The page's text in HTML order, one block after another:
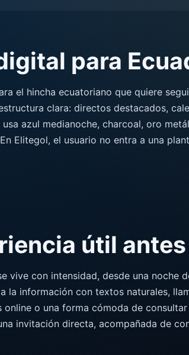
para
el hincha ecuatoriano que quiere
clara: directos destacados,
azul medianoche, charcoal, oro
Elitegol, el usuario no entra a una
útil
vive con intensidad, desde una noche
la información con textos naturales,
o una forma cómoda de
invitación directa, acompañada de